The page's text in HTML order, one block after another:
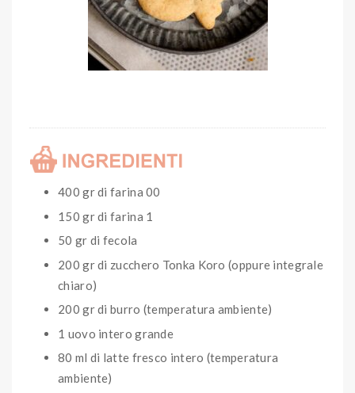
400 gr di farina 00
150 gr di farina 1
50 gr di fecola
200 gr di zucchero Tonka Koro (oppure integrale
chiaro)
200 gr di burro (temperatura ambiente)
1 uovo intero grande
80 ml di latte fresco intero (temperatura
ambiente)